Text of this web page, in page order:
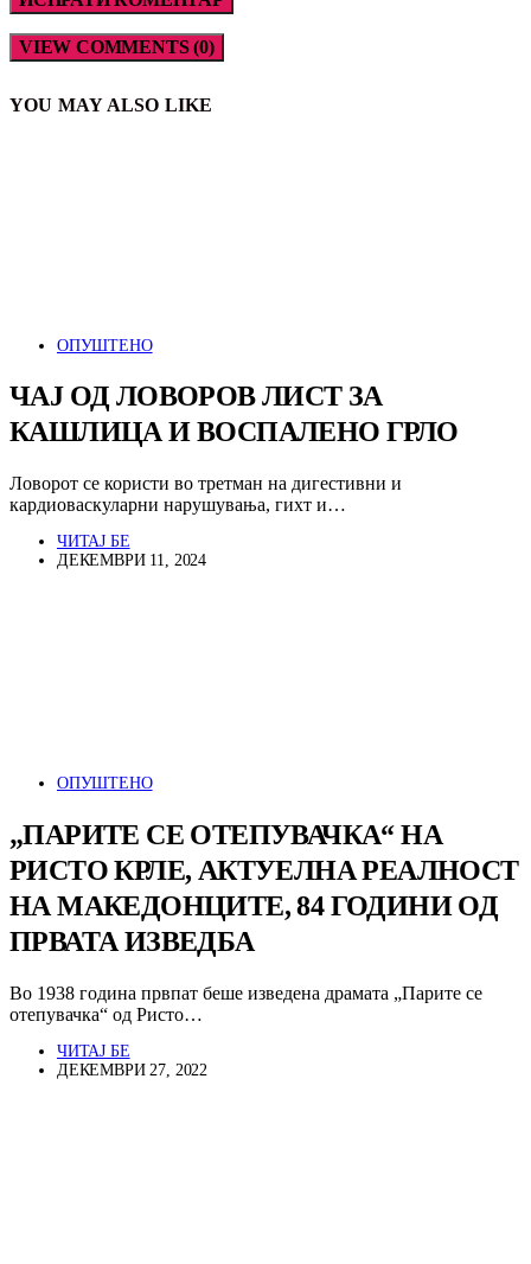
VIEW COMMENTS (0)
YOU MAY ALSO LIKE
ОПУШТЕНО
ЧАЈ ОД ЛОВОРОВ ЛИСТ ЗА
КАШЛИЦА И ВОСПАЛЕНО ГРЛО
Ловорот се користи во третман на дигестивни и
кардиоваскуларни нарушувања, гихт и…
ЧИТАЈ БЕ
ДЕКЕМВРИ 11, 2024
ОПУШТЕНО
„ПАРИТЕ СЕ ОТЕПУВАЧКА“ НА
РИСТО КРЛЕ, АКТУЕЛНА РЕАЛНОСТ
НА МАКЕДОНЦИТЕ, 84 ГОДИНИ ОД
ПРВАТА ИЗВЕДБА
Во 1938 година првпат беше изведена драмата „Парите се
отепувачка“ од Ристо…
ЧИТАЈ БЕ
ДЕКЕМВРИ 27, 2022